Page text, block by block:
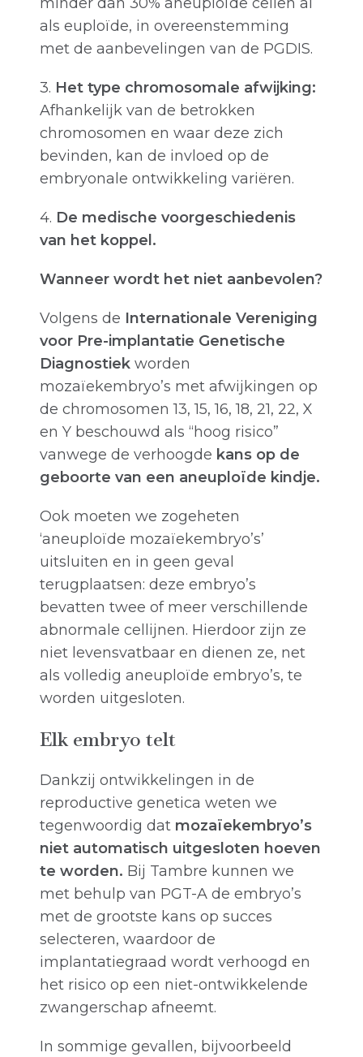
als euploïde, in overeenstemming
met de aanbevelingen van de PGDIS.
3. Het type chromosomale afwijking:
Afhankelijk van de betrokken
chromosomen en waar deze zich
bevinden, kan de invloed op de
embryonale ontwikkeling variëren.
4. De medische voorgeschiedenis
van het koppel.
Wanneer wordt het niet aanbevolen?
Volgens de Internationale Vereniging
voor Pre-implantatie Genetische
Diagnostiek worden
mozaïekembryo’s met afwijkingen op
de chromosomen 13, 15, 16, 18, 21, 22, X
en Y beschouwd als “hoog risico”
vanwege de verhoogde kans op de
geboorte van een aneuploïde kindje.
Ook moeten we zogeheten
‘aneuploïde mozaïekembryo’s’
uitsluiten en in geen geval
terugplaatsen: deze embryo’s
bevatten twee of meer verschillende
abnormale cellijnen. Hierdoor zijn ze
niet levensvatbaar en dienen ze, net
als volledig aneuploïde embryo’s, te
worden uitgesloten.
Elk embryo telt
Dankzij ontwikkelingen in de
reproductive genetica weten we
tegenwoordig dat mozaïekembryo’s
niet automatisch uitgesloten hoeven
te worden. Bij Tambre kunnen we
met behulp van PGT-A de embryo’s
met de grootste kans op succes
selecteren, waardoor de
implantatiegraad wordt verhoogd en
het risico op een niet-ontwikkelende
zwangerschap afneemt.
In sommige gevallen, bijvoorbeeld